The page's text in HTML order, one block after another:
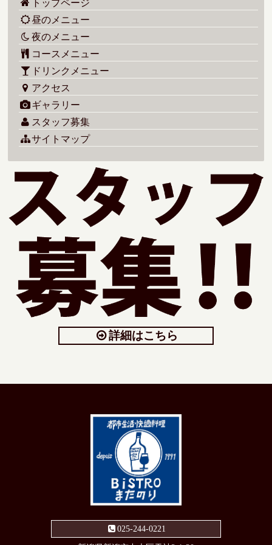
トップページ
昼のメニュー
夜のメニュー
コースメニュー
ドリンクメニュー
アクセス
ギャラリー
スタッフ募集
サイトマップ
詳細はこちら
025-244-0221